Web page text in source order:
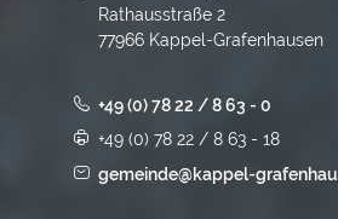
Rathausstraße 2
77966 Kappel-Grafenhausen
+49 (0) 78 22 / 8 63 - 0
+49 (0) 78 22 / 8 63 - 18
gemeinde@kappel-